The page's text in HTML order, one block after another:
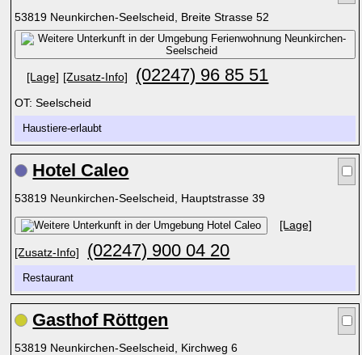
53819 Neunkirchen-Seelscheid, Breite Strasse 52
[Lage] [Zusatz-Info] (02247) 96 85 51
OT: Seelscheid
Haustiere-erlaubt
Hotel Caleo
53819 Neunkirchen-Seelscheid, Hauptstrasse 39
[Lage]
[Zusatz-Info] (02247) 900 04 20
Restaurant
Gasthof Röttgen
53819 Neunkirchen-Seelscheid, Kirchweg 6